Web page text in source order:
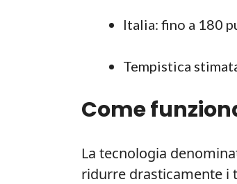
Italia: fino a 180
Tempistica
Come
La tecnologia
ridurre drasticamente i